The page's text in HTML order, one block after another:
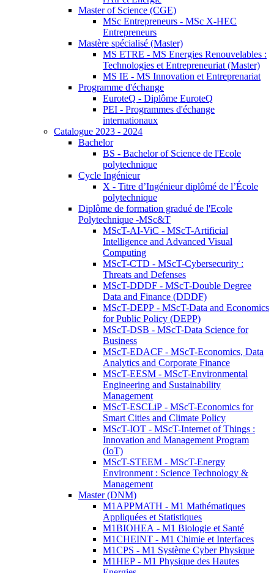
Master of Science (CGE)
MSc Entrepreneurs - MSc X-HEC
Entrepreneurs
Mastère spécialisé (Master)
MS ETRE - MS Energies Renouvelables :
Technologies et Entrepreneuriat (Master)
MS IE - MS Innovation et Entreprenariat
Programme d'échange
EuroteQ - Diplôme EuroteQ
PEI - Programmes d'échange
internationaux
Catalogue 2023 - 2024
Bachelor
BS - Bachelor of Science de l'Ecole
polytechnique
Cycle Ingénieur
X - Titre d’Ingénieur diplômé de l’École
polytechnique
Diplôme de formation gradué de l'Ecole
Polytechnique -MSc&T
MScT-AI-ViC - MScT-Artificial
Intelligence and Advanced Visual
Computing
MScT-CTD - MScT-Cybersecurity :
Threats and Defenses
MScT-DDDF - MScT-Double Degree
Data and Finance (DDDF)
MScT-DEPP - MScT-Data and Economics
for Public Policy (DEPP)
MScT-DSB - MScT-Data Science for
Business
MScT-EDACF - MScT-Economics, Data
Analytics and Corporate Finance
MScT-EESM - MScT-Environmental
Engineering and Sustainability
Management
MScT-ESCLiP - MScT-Economics for
Smart Cities and Climate Policy
MScT-IOT - MScT-Internet of Things :
Innovation and Management Program
(IoT)
MScT-STEEM - MScT-Energy
Environment : Science Technology &
Management
Master (DNM)
M1APPMATH - M1 Mathématiques
Appliquées et Statistiques
M1BIOHEA - M1 Biologie et Santé
M1CHEINT - M1 Chimie et Interfaces
M1CPS - M1 Système Cyber Physique
M1HEP - M1 Physique des Hautes